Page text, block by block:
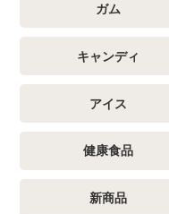
ガム
キャンディ
アイス
健康食品
新商品